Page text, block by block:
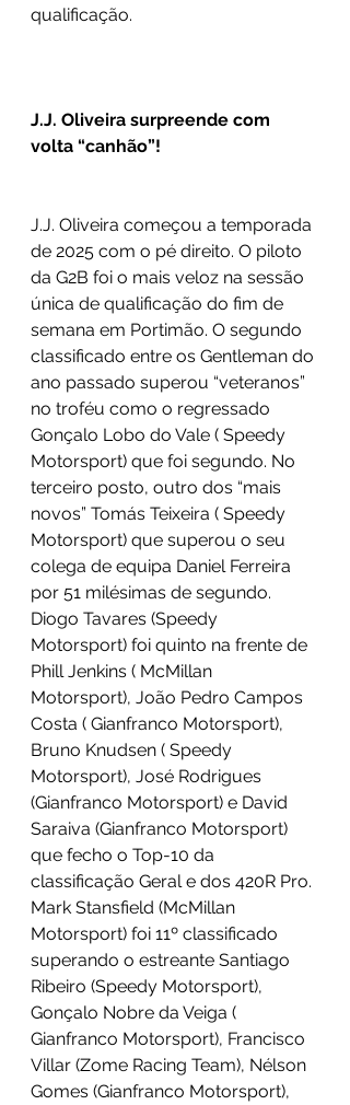
qualificação.
J.J. Oliveira surpreende com
volta “canhão”!
J.J. Oliveira começou a temporada
de 2025 com o pé direito. O piloto
da G2B foi o mais veloz na sessão
única de qualificação do fim de
semana em Portimão. O segundo
classificado entre os Gentleman do
ano passado superou “veteranos”
no troféu como o regressado
Gonçalo Lobo do Vale ( Speedy
Motorsport) que foi segundo. No
terceiro posto, outro dos “mais
novos” Tomás Teixeira ( Speedy
Motorsport) que superou o seu
colega de equipa Daniel Ferreira
por 51 milésimas de segundo.
Diogo Tavares (Speedy
Motorsport) foi quinto na frente de
Phill Jenkins ( McMillan
Motorsport), João Pedro Campos
Costa ( Gianfranco Motorsport),
Bruno Knudsen ( Speedy
Motorsport), José Rodrigues
(Gianfranco Motorsport) e David
Saraiva (Gianfranco Motorsport)
que fecho o Top-10 da
classificação Geral e dos 420R Pro.
Mark Stansfield (McMillan
Motorsport) foi 11º classificado
superando o estreante Santiago
Ribeiro (Speedy Motorsport),
Gonçalo Nobre da Veiga (
Gianfranco Motorsport), Francisco
Villar (Zome Racing Team), Nélson
Gomes (Gianfranco Motorsport),